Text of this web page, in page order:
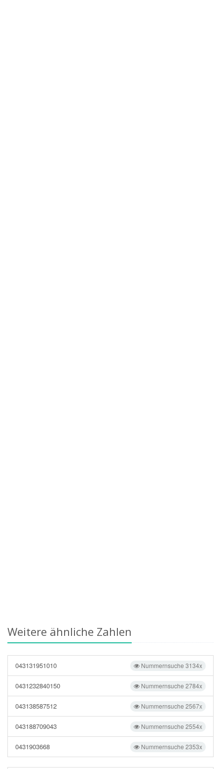
Weitere ähnliche Zahlen
Nummernsuche 3134x
043131951010
Nummernsuche 2784x
0431232840150
Nummernsuche 2567x
043138587512
Nummernsuche 2554x
043188709043
Nummernsuche 2353x
0431903668